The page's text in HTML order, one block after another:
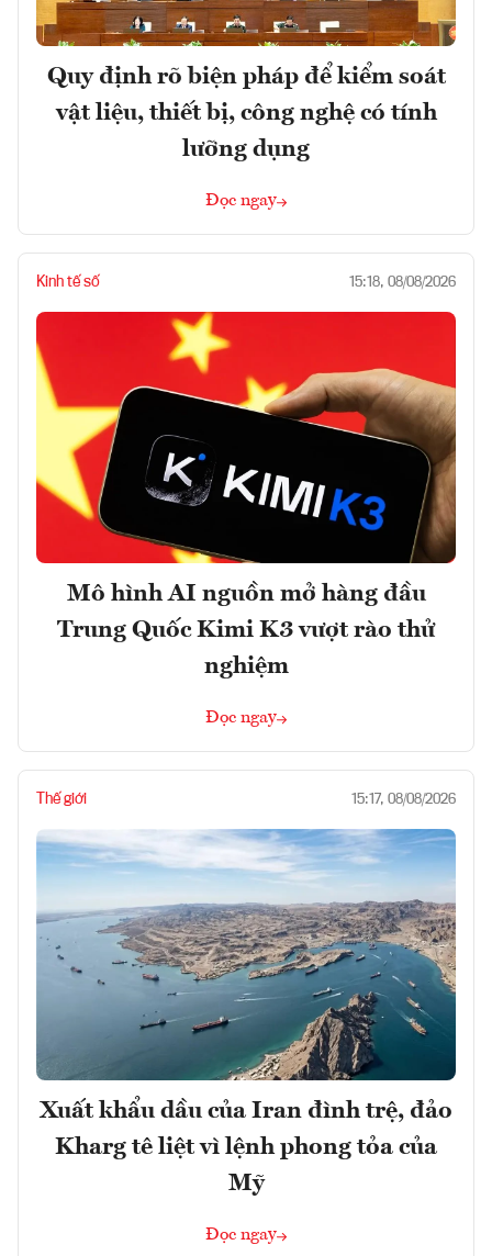
Quy định rõ biện pháp để kiểm soát
vật liệu, thiết bị, công nghệ có tính
lưỡng dụng
Đọc ngay
Kinh tế số 15:18, 08/08/2026
Mô hình AI nguồn mở hàng đầu
Trung Quốc Kimi K3 vượt rào thử
nghiệm
Đọc ngay
Thế giới 15:17, 08/08/2026
Xuất khẩu dầu của Iran đình trệ, đảo
Kharg tê liệt vì lệnh phong tỏa của
Mỹ
Đọc ngay